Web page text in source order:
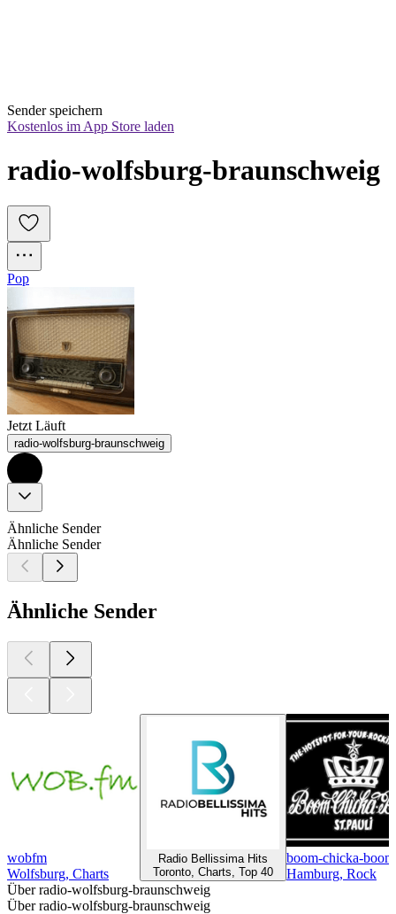
Sender speichern
Kostenlos im App Store laden
radio-wolfsburg-braunschweig
Pop
Jetzt Läuft
radio-wolfsburg-braunschweig
Ähnliche Sender
Ähnliche Sender
Ähnliche Sender
wobfm
Wolfsburg, Charts
Radio Bellissima Hits
Toronto, Charts, Top 40
boom-chicka-
Hamburg, Rock
Über radio-wolfsburg-braunschweig
Über radio-wolfsburg-braunschweig